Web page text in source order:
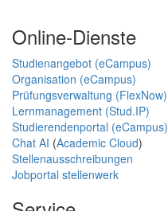
Online-Dienste
Studienangebot (eCampus)
Organisation (eCampus)
Prüfungsverwaltung (FlexNow)
Lernmanagement (Stud.IP)
Studierendenportal (eCampus)
Chat AI (Academic Cloud)
Stellenausschreibungen
Jobportal stellenwerk